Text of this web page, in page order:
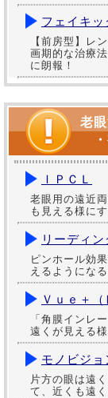
フェイキッ
【前房型】レ
画期的な治療
に朗報！
老
・
ＩＰＣＬ
老眼用の遠近
も見える様に
リーディン
ピンホール効
えるようにな
Ｖｕｅ＋（
「角膜インレ
遠くが見える
モノビジョ
片方の眼は遠
て、近くも遠